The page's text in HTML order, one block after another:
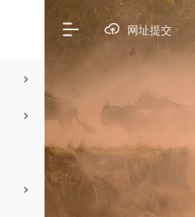
网址提交